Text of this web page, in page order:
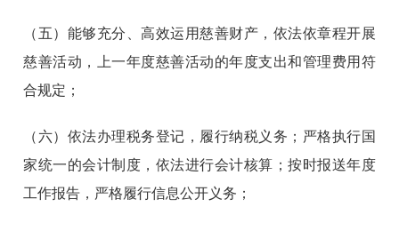
（五）能够充分、高效运用慈善财产，依法依章程开展
慈善活动，上一年度慈善活动的年度支出和管理费用符
合规定；
（六）依法办理税务登记，履行纳税义务；严格执行国
家统一的会计制度，依法进行会计核算；按时报送年度
工作报告，严格履行信息公开义务；